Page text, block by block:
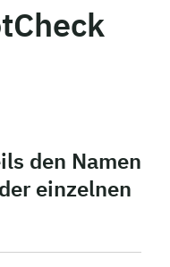
den Namen
einzelnen